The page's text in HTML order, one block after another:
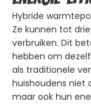
Hybride
Ze kunnen tot
verbruiken. Dit
hebben om
als traditionele
huishoudens niet
maar ook hun